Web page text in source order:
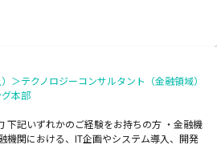
＞テクノロジーコンサルタント（金融領域）
本部
下記いずれかのご経験をお持ちの方 ・金融機
機関における、IT企画やシステム導入、開発